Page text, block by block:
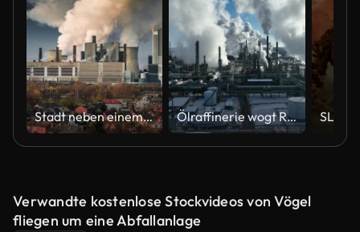
Stadt neben einem Kraftwerk Ölraffinerie wogt Rauch in den blauen Himmel Stock Drohnenmaterial herauszoomen
Verwandte kostenlose Stockvideos von Vögel
fliegen um eine Abfallanlage